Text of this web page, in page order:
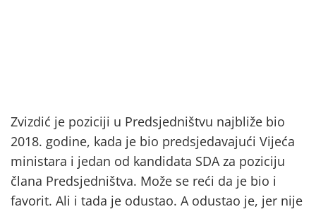
Zvizdić je poziciji u Predsjedništvu najbliže bio
2018. godine, kada je bio predsjedavajući Vijeća
ministara i jedan od kandidata SDA za poziciju
člana Predsjedništva. Može se reći da je bio i
favorit. Ali i tada je odustao. A odustao je, jer nije